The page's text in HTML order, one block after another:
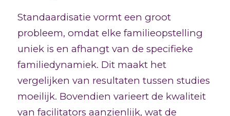
Standaardisatie vormt een groot
probleem, omdat elke familieopstelling
uniek is en afhangt van de specifieke
familiedynamiek. Dit maakt het
vergelijken van resultaten tussen studies
moeilijk. Bovendien varieert de kwaliteit
van facilitators aanzienlijk, wat de